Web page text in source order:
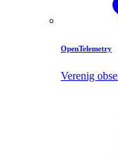
OpenTelemetry
Verenig